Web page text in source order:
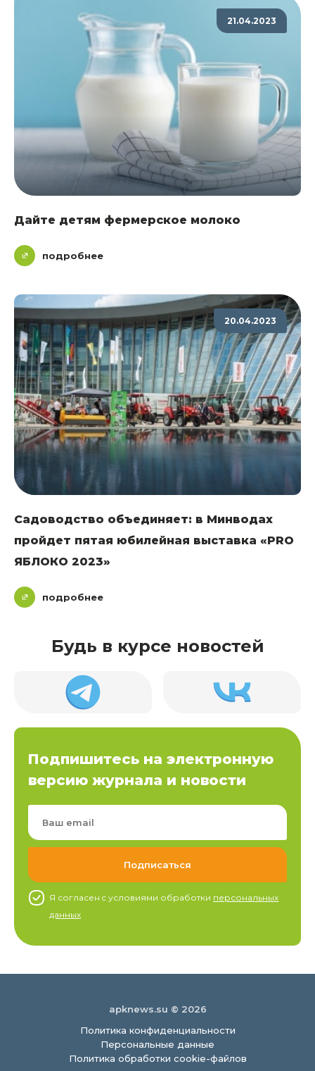
21.04.2023
Дайте детям фермерское молоко
подробнее
20.04.2023
Садоводство объединяет: в Минводах
пройдет пятая юбилейная выставка «PRO
ЯБЛОКО 2023»
подробнее
Будь в курсе новостей
Подпишитесь на электронную
версию журнала и новости
Я согласен c условиями обработки персональных
данных
apknews.su © 2026
Политика конфиденциальности
Персональные данные
Политика обработки cookie-файлов